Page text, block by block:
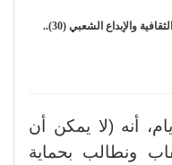
كمال زغلول يكتب: البنية الثقافية والإبداع الشعبي (30)..
أنه (لا يمكن أن
ونطالب بحماية